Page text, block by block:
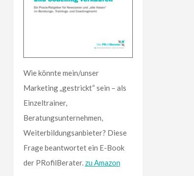
Wie könnte mein/unser
Marketing „gestrickt“ sein – als
Einzeltrainer,
Beratungsunternehmen,
Weiterbildungsanbieter? Diese
Frage beantwortet ein E-Book
der PRofilBerater. zu Amazon